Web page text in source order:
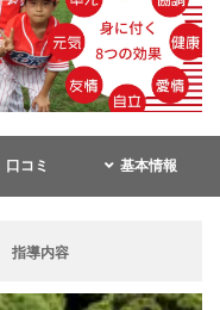
口コミ 基本情報
指導内容